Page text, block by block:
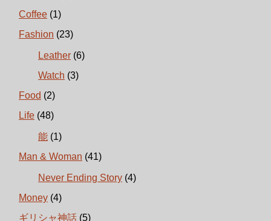
Coffee (1)
Fashion (23)
Leather (6)
Watch (3)
Food (2)
Life (48)
能 (1)
Man & Woman (41)
Never Ending Story (4)
Money (4)
ギリシャ神話 (5)